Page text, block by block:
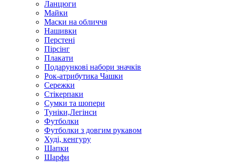
Ланцюги
Майки
Маски на обличчя
Нашивки
Перстені
Пірсінг
Плакати
Подарункові набори значків
Рок-атрибутика Чашки
Сережки
Стікерпаки
Сумки та шопери
Туніки,Легінси
Футболки
Футболки з довгим рукавом
Худі, кенгуру
Шапки
Шарфи